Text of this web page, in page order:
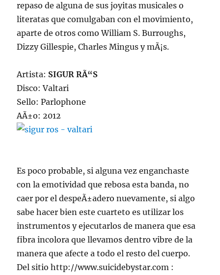
repaso de alguna de sus joyitas musicales o
literatas que comulgaban con el movimiento,
aparte de otros como William S. Burroughs,
Dizzy Gillespie, Charles Mingus y mÃ¡s.
Artista: SIGUR RÃ“S
Disco: Valtari
Sello: Parlophone
AÃ±o: 2012
Es poco probable, si alguna vez enganchaste
con la emotividad que rebosa esta banda, no
caer por el despeÃ±adero nuevamente, si algo
sabe hacer bien este cuarteto es utilizar los
instrumentos y ejecutarlos de manera que esa
fibra incolora que llevamos dentro vibre de la
manera que afecte a todo el resto del cuerpo.
Del sitio http://www.suicidebystar.com :